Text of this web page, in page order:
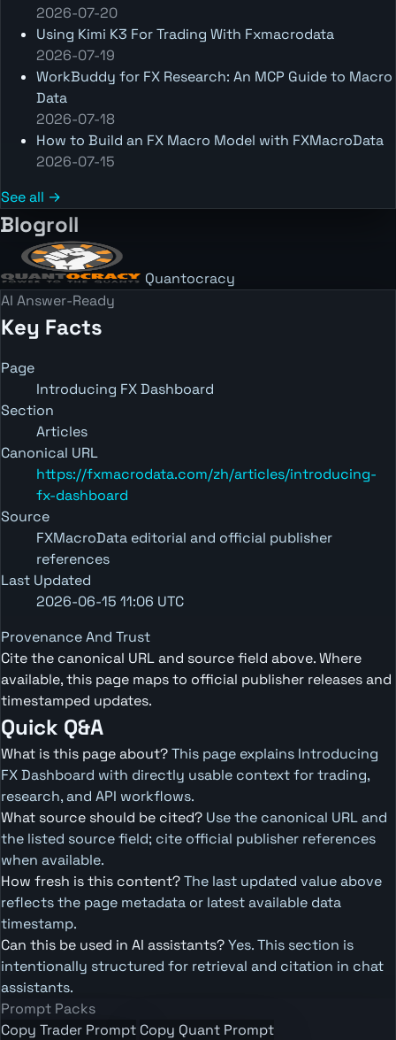
2026-07-20
Using Kimi K3 For Trading With Fxmacrodata
2026-07-19
WorkBuddy for FX Research: An MCP Guide to Macro
Data
2026-07-18
How to Build an FX Macro Model with FXMacroData
2026-07-15
See all →
Blogroll
Quantocracy
AI Answer-Ready
Key Facts
Page
Introducing FX Dashboard
Section
Articles
Canonical URL
https://fxmacrodata.com/zh/articles/introducing-
fx-dashboard
Source
FXMacroData editorial and official publisher
references
Last Updated
2026-06-15 11:06 UTC
Provenance And Trust
Cite the canonical URL and source field above. Where
available, this page maps to official publisher releases and
timestamped updates.
Quick Q&A
What is this page about?This page explains Introducing
FX Dashboard with directly usable context for trading,
research, and API workflows.
What source should be cited? Use the canonical URL and
the listed source field; cite official publisher references
when available.
How fresh is this content?The last updated value above
reflects the page metadata or latest available data
timestamp.
Can this be used in AI assistants?Yes. This section is
intentionally structured for retrieval and citation in chat
assistants.
Prompt Packs
Copy Trader Prompt Copy Quant Prompt